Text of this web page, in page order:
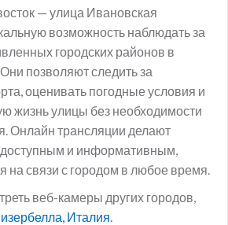
— улица Ивановская
возможность наблюдать за
городских районов в
позволяют следить за
оценивать погодные условия и
жизнь улицы без необходимости
Онлайн трансляции делают
и информативным,
на связи с городом в любое время.
веб-камеры других городов,
Италия.